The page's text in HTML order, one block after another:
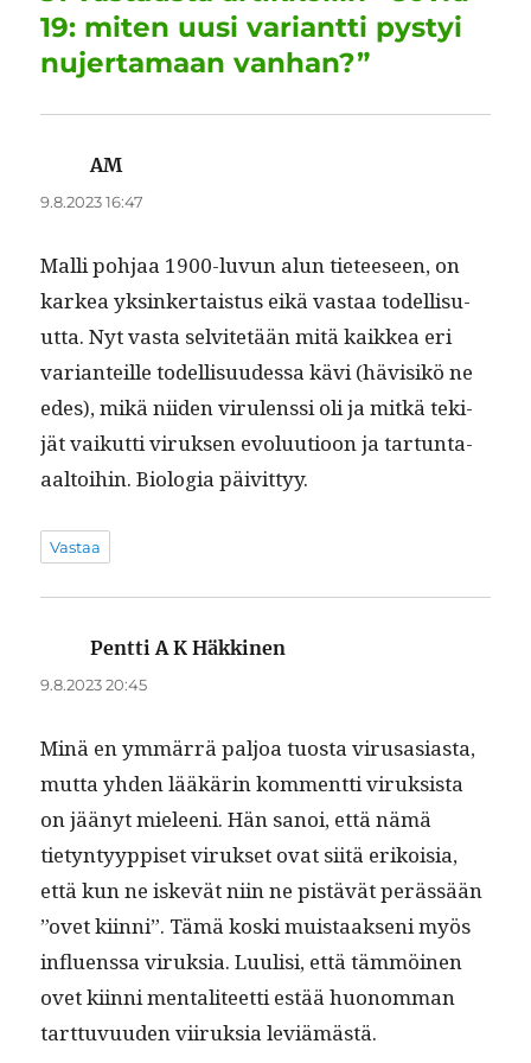
o
k
n p m
19: miten uusi variantti pystyi
nujertamaan vanhan?”
AMsanoo:
9.8.2023 16:47
Malli poh­jaa 1900-luvun alun tieteeseen, on
karkea yksinker­tais­tus eikä vas­taa todel­lisu­
ut­ta. Nyt vas­ta selvitetään mitä kaikkea eri
vari­anteille todel­lisu­udessa kävi (hävisikö ne
edes), mikä niiden vir­u­lenssi oli ja mitkä tek­i­
jät vaikut­ti viruk­sen evoluu­tioon ja tar­tun­ta-
aal­toi­hin. Biolo­gia päivittyy.
Vastaa
Pentti A K Häkkinen
9.8.2023 20:45
Minä en ymmär­rä paljoa tuos­ta virusasi­as­ta,
mut­ta yhden lääkärin kom­ment­ti viruk­sista
on jäänyt mieleeni. Hän sanoi, että nämä
tietyn­tyyp­piset viruk­set ovat siitä erikoisia,
että kun ne iskevät niin ne pistävät perässään
”ovet kiin­ni”. Tämä kos­ki muis­taak­seni myös
influ­enssa viruk­sia. Luulisi, että täm­möi­nen
ovet kiin­ni men­tal­i­teet­ti estää huonom­man
tart­tuvu­u­den viiruk­sia leviämästä.